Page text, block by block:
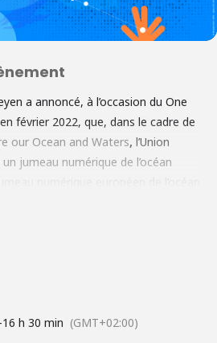
a annoncé, à l’occasion du One
février 2022, que, dans le cadre de
our Ocean and Waters, l’Union
jumeau numérique de l’océan
création numérique à la croisée de
objectif est de fournir aux
politiques du monde entier,
et de les soutenir dans leurs
quotidiennes, afin d’assurer un
-16 h 30 min (GMT+02:00)